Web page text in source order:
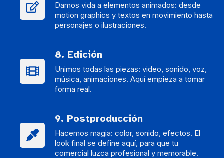
Damos vida a elementos animados: desde
motion graphics y textos en movimiento hasta
personajes o ilustraciones.
8. Edición
Unimos todas las piezas: video, sonido, voz,
música, animaciones. Aquí empieza a tomar
forma real.
9. Postproducción
Hacemos magia: color, sonido, efectos. El
look final se define aquí, para que tu
comercial luzca profesional y memorable.